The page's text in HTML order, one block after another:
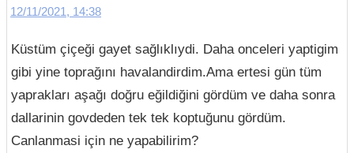
12/11/2021, 14:38
Küstüm çiçeği gayet sağlıklıydi. Daha onceleri yaptigim
gibi yine toprağını havalandirdim.Ama ertesi gün tüm
yaprakları aşağı doğru eğildiğini gördüm ve daha sonra
dallarinin govdeden tek tek koptuğunu gördüm.
Canlanmasi için ne yapabilirim?